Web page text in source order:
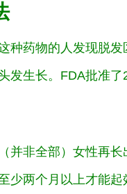
种药物的人发现脱
发生长。FDA批准
并非全部）女性再
少两个月以上才能起